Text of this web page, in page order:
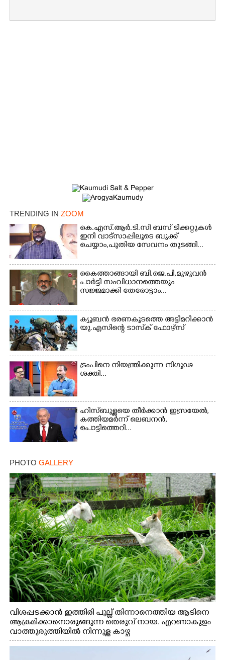
TRENDING IN ZOOM
കെ.എസ്.ആർ.ടി.സി ബസ് ടിക്കറ്റുകൾ
ഇനി വാട്സാപ്പിലൂടെ ബുക്ക്
ചെയ്യാം,പുതിയ സേവനം തുടങ്ങി...
കൈത്താങ്ങായി ബി.ജെ.പി,മുഴുവൻ
പാർട്ടി സംവിധാനത്തെയും
സജ്ജമാക്കി തേരോട്ടാം...
ക്യൂബൻ ഭരണകൂടത്തെ അട്ടിമറിക്കാൻ
യു.എസിന്റെ ടാസ്‌ക് ഫോഴ്സ്
ട്രംപിനെ നിയന്ത്രിക്കുന്ന നിഗൂഢ
ശക്തി...
ഹിസ്ബുള്ളയെ തീർക്കാൻ ഇസ്രയേൽ,
കത്തിയമർന്ന് ലെബനൻ,
പൊട്ടിത്തെറി...
PHOTO GALLERY
വിശപ്പടക്കാൻ ഇത്തിരി പുല്ല് തിന്നാനെത്തിയ ആടിനെ
ആക്രമിക്കാനൊരുങ്ങുന്ന തെരുവ് നായ. എറണാകുളം
വാത്തുരുത്തിയിൽ നിന്നുള്ള കാഴ്ച
Share this link